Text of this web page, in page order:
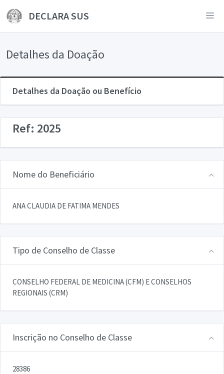
DECLARA SUS
Detalhes da Doação
Detalhes da Doação ou Benefício
Ref: 2025
Nome do Beneficiário
ANA CLAUDIA DE FATIMA MENDES
Tipo de Conselho de Classe
CONSELHO FEDERAL DE MEDICINA (CFM) E CONSELHOS
REGIONAIS (CRM)
Inscrição no Conselho de Classe
28386